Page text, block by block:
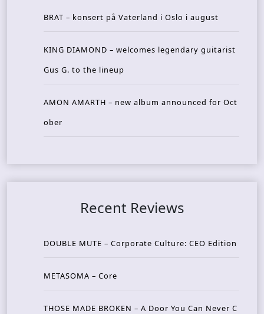
BRAT – konsert på Vaterland i Oslo i august
KING DIAMOND – welcomes legendary guitarist
Gus G. to the lineup
AMON AMARTH – new album announced for Oct
ober
Recent Reviews
DOUBLE MUTE – Corporate Culture: CEO Edition
METASOMA – Core
THOSE MADE BROKEN – A Door You Can Never C